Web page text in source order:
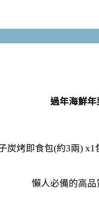
過年海鮮
炭烤即食包(約3兩) x1
懶人必備的高